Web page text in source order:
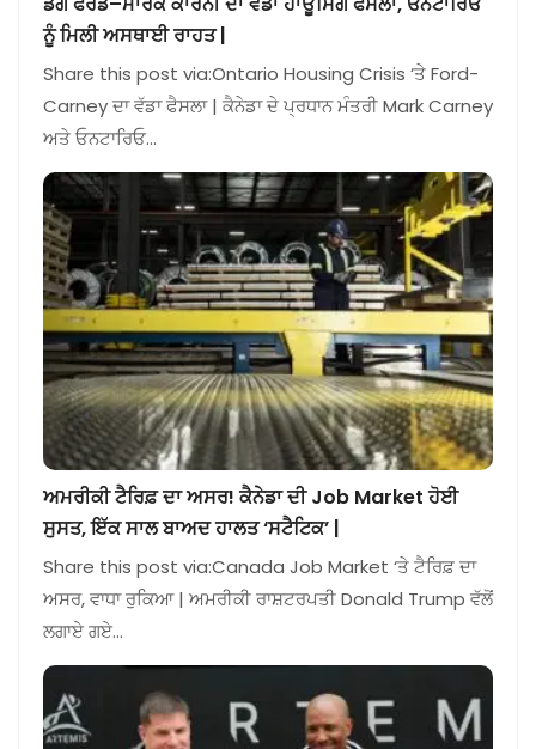
ਨੂੰ ਮਿਲੀ ਅਸਥਾਈ ਰਾਹਤ |
Share this post via:Ontario Housing Crisis ‘ਤੇ Ford-
Carney ਦਾ ਵੱਡਾ ਫੈਸਲਾ | ਕੈਨੇਡਾ ਦੇ ਪ੍ਰਧਾਨ ਮੰਤਰੀ Mark Carney
ਅਤੇ ਓਨਟਾਰਿਓ…
ਅਮਰੀਕੀ ਟੈਰਿਫ਼ ਦਾ ਅਸਰ! ਕੈਨੇਡਾ ਦੀ Job Market ਹੋਈ
ਸੁਸਤ, ਇੱਕ ਸਾਲ ਬਾਅਦ ਹਾਲਤ ‘ਸਟੈਟਿਕ’ |
Share this post via:Canada Job Market ‘ਤੇ ਟੈਰਿਫ਼ ਦਾ
ਅਸਰ, ਵਾਧਾ ਰੁਕਿਆ | ਅਮਰੀਕੀ ਰਾਸ਼ਟਰਪਤੀ Donald Trump ਵੱਲੋਂ
ਲਗਾਏ ਗਏ…